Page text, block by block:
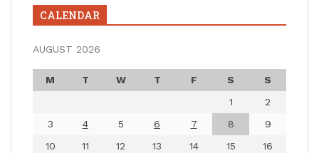
CALENDAR
AUGUST 2026
M T W T F S
S
1
2
3
4 5 6 7 8
9
10
11 12 13 14 15
16